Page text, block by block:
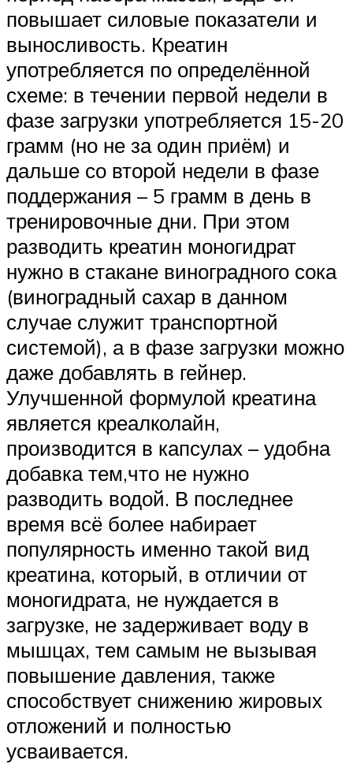
повышает силовые показатели и
выносливость. Креатин
употребляется по определённой
схеме: в течении первой недели в
фазе загрузки употребляется 15-20
грамм (но не за один приём) и
дальше со второй недели в фазе
поддержания – 5 грамм в день в
тренировочные дни. При этом
разводить креатин моногидрат
нужно в стакане виноградного сока
(виноградный сахар в данном
случае служит транспортной
системой), а в фазе загрузки можно
даже добавлять в гейнер.
Улучшенной формулой креатина
является креалколайн,
производится в капсулах – удобна
добавка тем,что не нужно
разводить водой. В последнее
время всё более набирает
популярность именно такой вид
креатина, который, в отличии от
моногидрата, не нуждается в
загрузке, не задерживает воду в
мышцах, тем самым не вызывая
повышение давления, также
способствует снижению жировых
отложений и полностью
усваивается.